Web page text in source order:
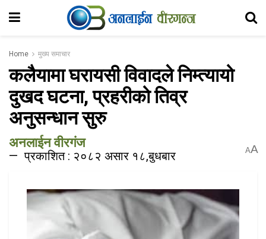
Home मुख्य समाचार
कलैयामा घरायसी विवादले निम्त्यायो
दुखद घटना, प्रहरीको तिव्र
अनुसन्धान सुरु
अनलाईन वीरगंज
प्रकाशित : २०८२ असार १८,बुधबार AA